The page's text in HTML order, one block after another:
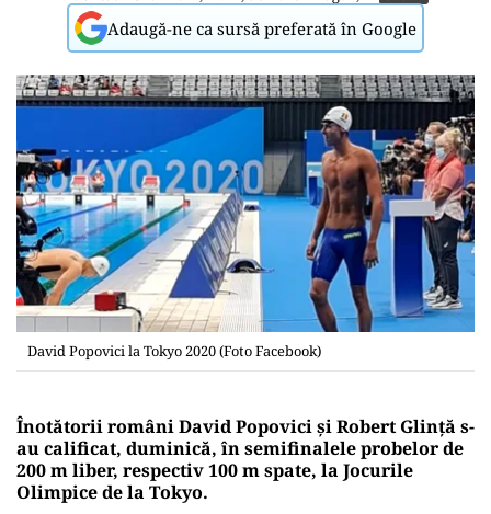
Adaugă-ne ca sursă preferată în Google
David Popovici la Tokyo 2020 (Foto Facebook)
Înotătorii români David Popovici şi Robert Glinţă s-
au calificat, duminică, în semifinalele probelor de
200 m liber, respectiv 100 m spate, la Jocurile
Olimpice de la Tokyo.